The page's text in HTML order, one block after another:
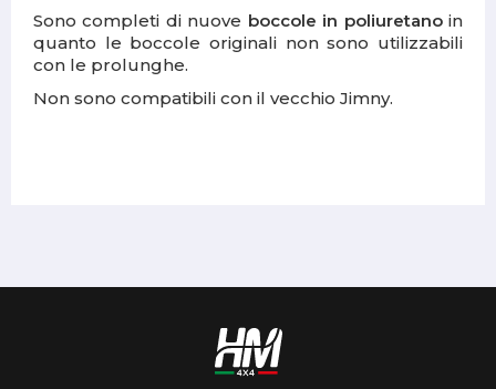
Sono completi di nuove boccole in poliuretanoin
quanto le boccole originali non sono utilizzabili
con le prolunghe.
Non sono compatibili con il vecchio Jimny.